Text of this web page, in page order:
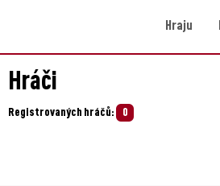
Hraju
Hráči
Registrovaných hráčů: 0